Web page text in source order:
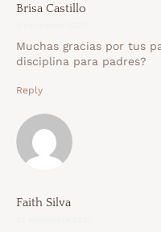
Brisa Castillo
Muchas gracias por tus
disciplina para padres?
Reply
Faith Silva